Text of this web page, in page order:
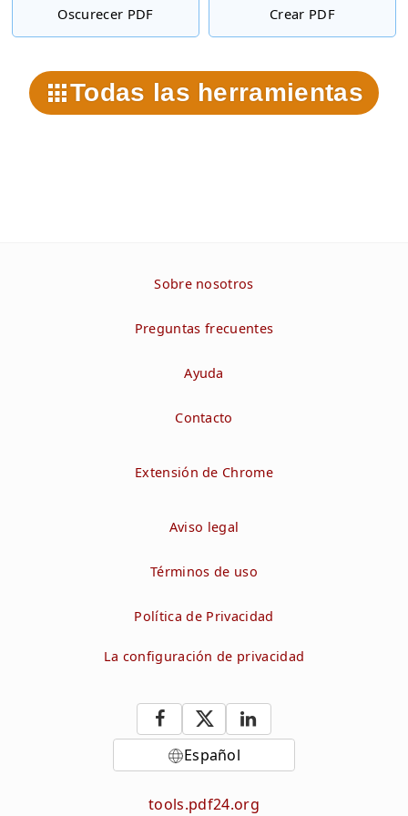
Oscurecer PDF Crear PDF
Todas las herramientas
Sobre nosotros
Preguntas frecuentes
Ayuda
Contacto
Extensión de Chrome
Aviso legal
Términos de uso
Política de Privacidad
La configuración de privacidad
Español
tools.pdf24.org